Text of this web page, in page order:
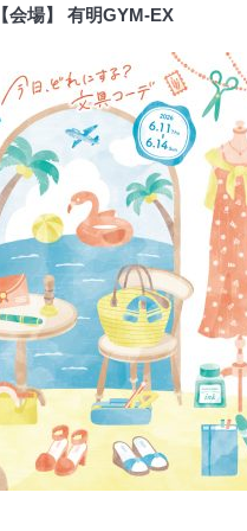
【会場】 有明GYM-EX